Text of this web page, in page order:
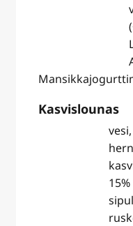
Mansikkajogurtti
Kasvislounas
vesi,